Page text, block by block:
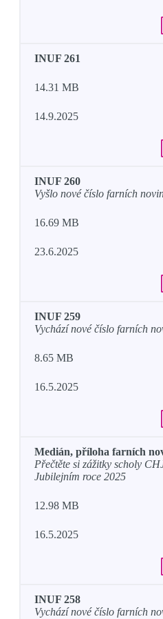
INUF 261
14.31 MB
14.9.2025
INUF 260
Vyšlo nové číslo farních
16.69 MB
23.6.2025
INUF 259
Vychází nové číslo farních
8.65 MB
16.5.2025
Medián, příloha farních
Přečtěte si zážitky scholy
Jubilejním roce 2025
12.98 MB
16.5.2025
INUF 258
Vychází nové číslo farních